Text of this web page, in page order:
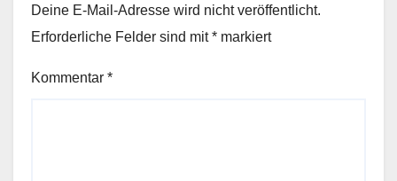
Deine E-Mail-Adresse wird nicht veröffentlicht.
Erforderliche Felder sind mit* markiert
Kommentar *